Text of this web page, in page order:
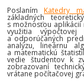
PoslanímKatedry
základných
s možnosťou
využitia výpočtovej
a odporúčaných
analýzu, lineárnu
a matematickú
vedie študentov k
zobrazovaní
vrátane počítačovej